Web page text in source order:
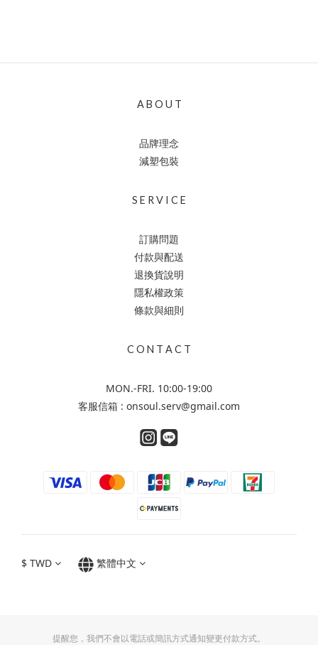
A B O U T
品牌理念
減塑包裝
S E R V I C E
訂購問題
付款與配送
退換貨說明
隱私權政策
條款與細則
C O N T A C T
MON.-FRI. 10:00-19:00
客服信箱 : onsoul.serv@gmail.com
$ TWD 繁體中文
提醒您，我們不會以電話或簡訊方式通知變更付款方式。